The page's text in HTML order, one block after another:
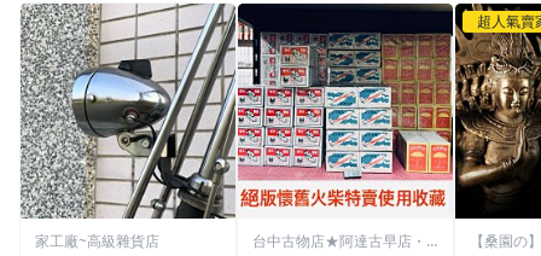
家工廠~高級雜貨店 台中古物店★阿達古早店・
超人氣賣
【桑園の